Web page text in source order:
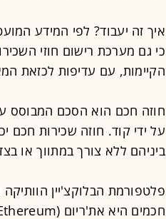
איך זה יעבוד? לפי המידע
כי גם מערכת רישום חוזי
הקיימות, עם עדיפות לכזאת
חוזה חכם הוא הסכם המבוסס
על ידי קוד. חוזה שכירות
ביניהם ללא צורך במתווך או
פלטפורמת הבלוקצ'יין